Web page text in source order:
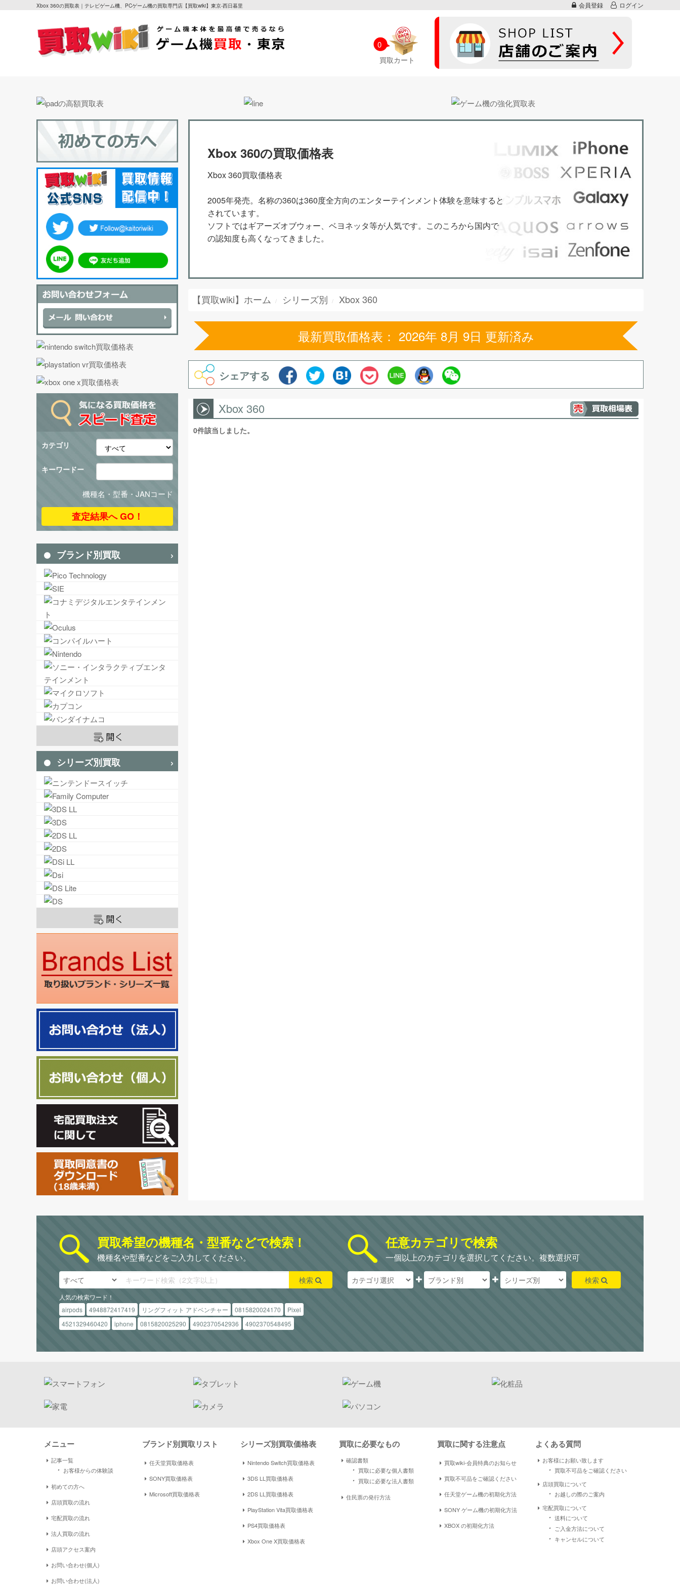
Xbox 360の買取表｜テレビゲーム機、PCゲーム機の買取専門店【買取wiki】東京-西日暮里 会員登録 ログイン
0
買取カート
カテゴリ
キーワードー
機種名・型番・JANコード
ブランド別買取
シリーズ別買取
Xbox 360の買取価格表
Xbox 360買取価格表
2005年発売。名称の360は360度全方向のエンターテインメント体験を意味すると
されています。
ソフトではギアーズオブウォー、ベヨネッタ等が人気です。このころから国内で
の認知度も高くなってきました。
【買取wiki】ホーム シリーズ別 Xbox 360
最新買取価格表： 2026年 8月 9日 更新済み
シェアする
Xbox 360
0件該当しました。
買取希望の機種名・型番などで検索！
機種名や型番などをご入力してください。
検索
人気の検索ワード！
airpods
4948872417419 リングフィット アドベンチャー 0815820024170
Pixel
4521329460420
iphone 0815820025290 4902370542936 4902370548495
任意カテゴリで検索
一個以上のカテゴリを選択してください。複数選択可
検索
メニュー
記事一覧
・ お客様からの体験談
初めての方へ
店頭買取の流れ
宅配買取の流れ
法人買取の流れ
店頭アクセス案内
お問い合わせ(個人)
お問い合わせ(法人)
ブランド別買取リスト
任天堂買取価格表
SONY買取価格表
Microsoft買取価格表
シリーズ別買取価格表
Nintendo Switch買取価格表
3DS LL買取価格表
2DS LL買取価格表
PlayStation Vita買取価格表
PS4買取価格表
Xbox One X買取価格表
買取に必要なもの
確認書類
・ 買取に必要な個人書類
・ 買取に必要な法人書類
住民票の発行方法
買取に関する注意点
買取wiki-会員特典のお知らせ
買取不可品をご確認ください
任天堂ゲーム機の初期化方法
SONY ゲーム機の初期化方法
XBOX の初期化方法
よくある質問
お客様にお願い致します
・ 買取不可品をご確認ください
店頭買取について
・ お越しの際のご案内
宅配買取について
・ 送料について
・ ご入金方法について
・ キャンセルについて